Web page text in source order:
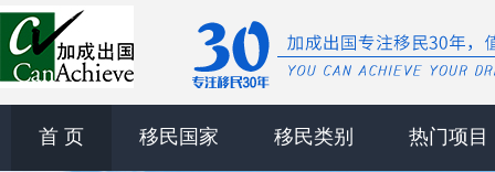
首 页 移民国家 移民类别 热门项目